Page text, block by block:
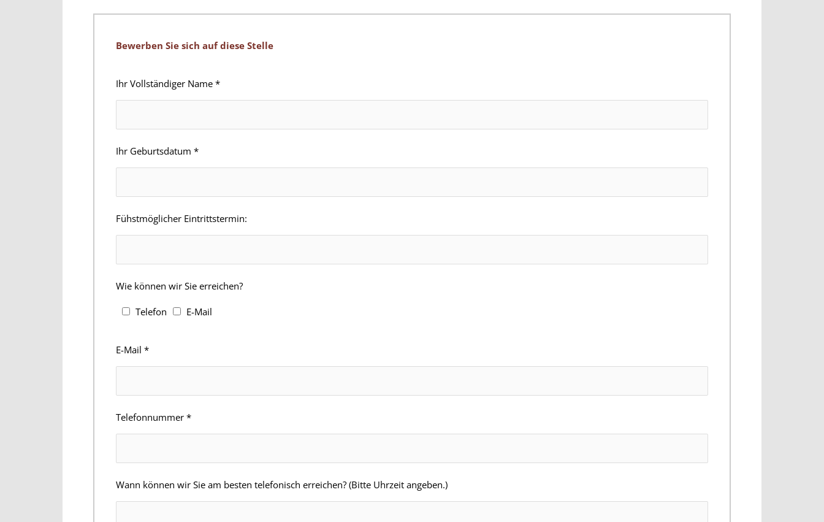
Bewerben Sie sich auf diese Stelle
Ihr Vollständiger Name*
Ihr Geburtsdatum *
Fühstmöglicher Eintrittstermin:
Wie können wir Sie erreichen?
Telefon
E-Mail
E-Mail *
Telefonnummer*
Wann können wir Sie am besten telefonisch erreichen? (Bitte Uhrzeit angeben.)